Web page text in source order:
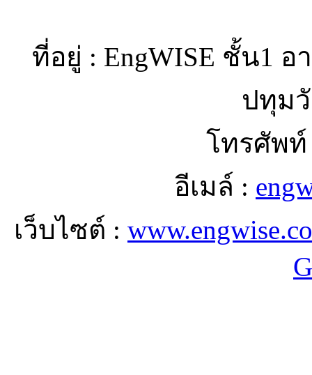
ที่อยู่ : EngWISE ชั้น1
ปทุม
โทรศัพท์
อีเมล์ :
เว็บไซต์ :